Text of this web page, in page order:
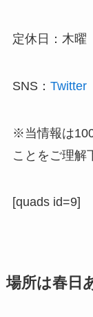
定休日：木曜
SNS： Twitter
※当情報は
ことをご理解
[quads id=9]
場所は春日